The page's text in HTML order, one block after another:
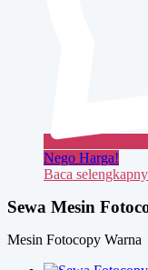
Nego Harga!
Baca
Sewa Mesin
Mesin Fotocopy Warna